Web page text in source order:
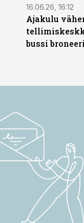
16.06.26, 16:12
Ajakulu
bussi